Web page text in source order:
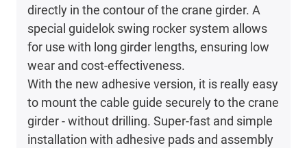
directly in the contour of the crane girder. A
special guidelok swing rocker system allows
for use with long girder lengths, ensuring low
wear and cost-effectiveness.
With the new adhesive version, it is really easy
to mount the cable guide securely to the crane
girder - without drilling. Super-fast and simple
installation with adhesive pads and assembly